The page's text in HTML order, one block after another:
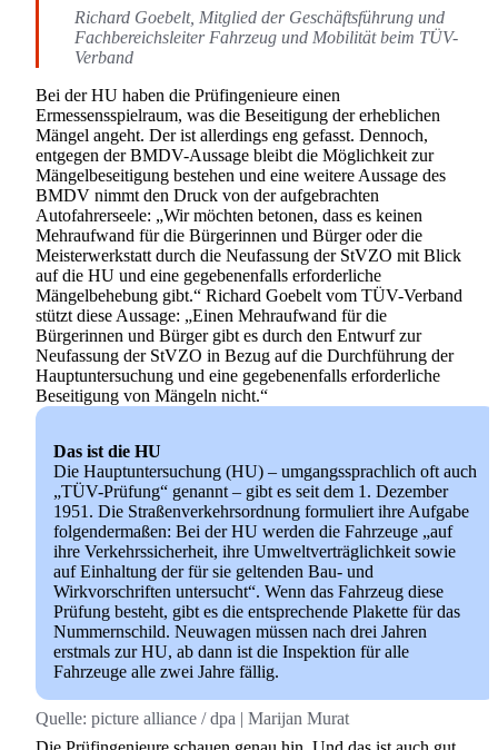
Richard Goebelt, Mitglied der Geschäftsführung und
Fachbereichsleiter Fahrzeug und Mobilität beim TÜV-
Verband
Bei der HU haben die Prüfingenieure einen
Ermessensspielraum, was die Beseitigung der erheblichen
Mängel angeht. Der ist allerdings eng gefasst. Dennoch,
entgegen der BMDV-Aussage bleibt die Möglichkeit zur
Mängelbeseitigung bestehen und eine weitere Aussage des
BMDV nimmt den Druck von der aufgebrachten
Autofahrerseele: „Wir möchten betonen, dass es keinen
Mehraufwand für die Bürgerinnen und Bürger oder die
Meisterwerkstatt durch die Neufassung der StVZO mit Blick
auf die HU und eine gegebenenfalls erforderliche
Mängelbehebung gibt.“ Richard Goebelt vom TÜV-Verband
stützt diese Aussage: „Einen Mehraufwand für die
Bürgerinnen und Bürger gibt es durch den Entwurf zur
Neufassung der StVZO in Bezug auf die Durchführung der
Hauptuntersuchung und eine gegebenenfalls erforderliche
Beseitigung von Mängeln nicht.“
Das ist die HU
Die Hauptuntersuchung (HU) – umgangssprachlich oft auch
„TÜV-Prüfung“ genannt – gibt es seit dem 1. Dezember
1951. Die Straßenverkehrsordnung formuliert ihre Aufgabe
folgendermaßen: Bei der HU werden die Fahrzeuge „auf
ihre Verkehrssicherheit, ihre Umweltverträglichkeit sowie
auf Einhaltung der für sie geltenden Bau- und
Wirkvorschriften untersucht“. Wenn das Fahrzeug diese
Prüfung besteht, gibt es die entsprechende Plakette für das
Nummernschild. Neuwagen müssen nach drei Jahren
erstmals zur HU, ab dann ist die Inspektion für alle
Fahrzeuge alle zwei Jahre fällig.
Quelle: picture alliance / dpa | Marijan Murat